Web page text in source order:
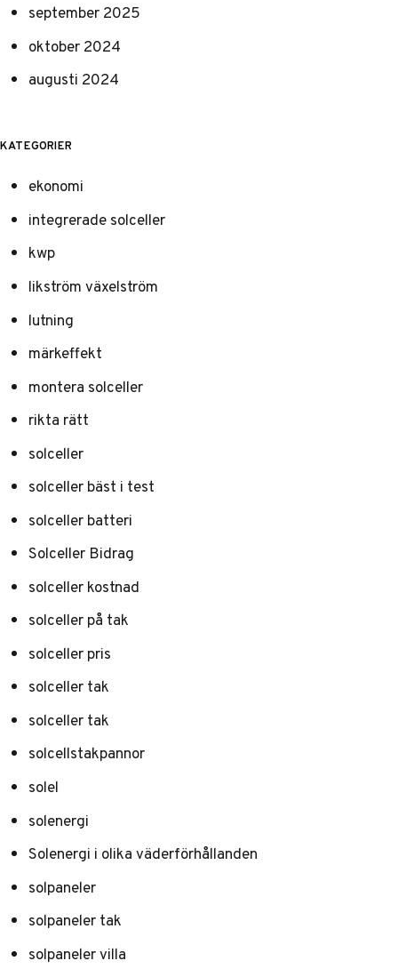
september 2025
oktober 2024
augusti 2024
KATEGORIER
ekonomi
integrerade solceller
kwp
likström växelström
lutning
märkeffekt
montera solceller
rikta rätt
solceller
solceller bäst i test
solceller batteri
Solceller Bidrag
solceller kostnad
solceller på tak
solceller pris
solceller tak
solceller tak
solcellstakpannor
solel
solenergi
Solenergi i olika väderförhållanden
solpaneler
solpaneler tak
solpaneler villa